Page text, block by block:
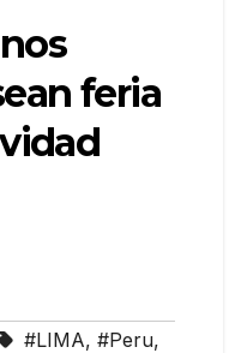
feria
#LIMA, #Peru,